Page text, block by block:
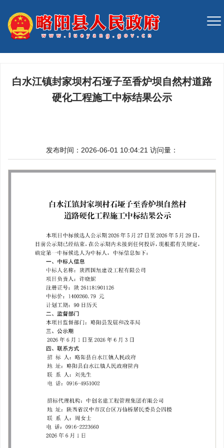
白水江镇封家坝村石垭子至香炉坝自然村道路
硬化工程施工中标结果公示
发布时间：2026-06-01 10:04:21 访问量：